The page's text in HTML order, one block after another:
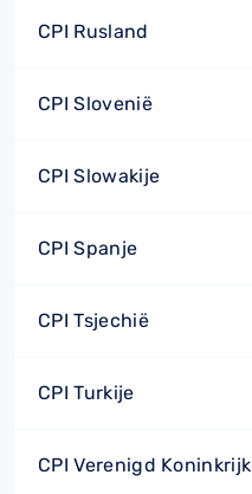
CPI Rusland
CPI Slovenië
CPI Slowakije
CPI Spanje
CPI Tsjechië
CPI Turkije
CPI Verenigd Koninkrijk